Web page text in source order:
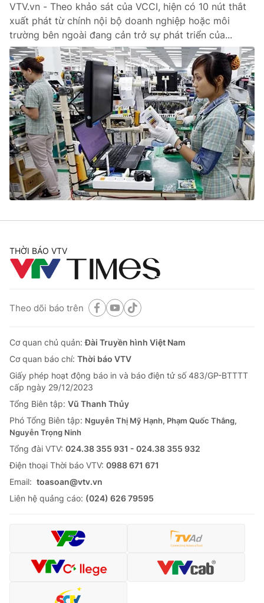
VTV.vn - Theo khảo sát của VCCI, hiện có 10 nút thắt
xuất phát từ chính nội bộ doanh nghiệp hoặc môi
trường bên ngoài đang cản trở sự phát triển của...
THỜI BÁO VTV
Theo dõi báo trên
Cơ quan chủ quản:Đài Truyền hình Việt Nam
Cơ quan báo chí: Thời báo VTV
Giấy phép hoạt động báo in và báo điện tử số 483/GP-BTTTT
cấp ngày 29/12/2023
Tổng Biên tập: Vũ Thanh Thủy
Phó Tổng Biên tập: Nguyễn Thị Mỹ Hạnh, Phạm Quốc Thắng,
Nguyễn Trọng Ninh
Tổng đài VTV: 024.38 355 931 - 024.38 355 932
Ðiện thoại Thời báo VTV: 0988 671 671
Email: toasoan@vtv.vn
Liên hệ quảng cáo: (024) 626 79595